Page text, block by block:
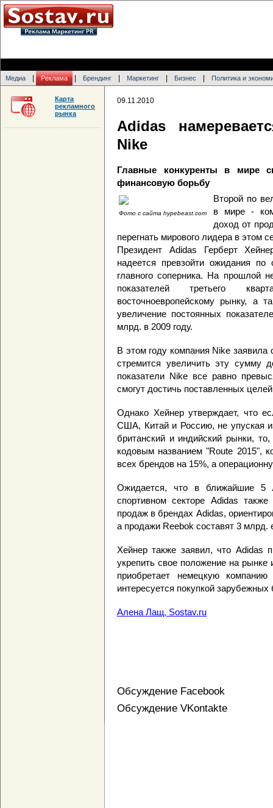
Медиа Реклама Брендинг Маркетинг Бизнес Политика и
09.11.2010
Adidas
Nike
Главные конкуренты в мире
финансовую борьбу
Фото с сайта hypebeast.com
Второй по
в мире -
доход от
перегнать мирового лидера в этом
Президент Adidas Герберт
надеется превзойти ожидания
главного соперника. На прошлой
показателей третьего
восточноевропейскому рынку, а
увеличение постоянных
млрд. в 2009 году.
В этом году компания Nike
стремится увеличить эту сумму
показатели Nike все равно
смогут достичь поставленных
Однако Хейнер утверждает, что
США, Китай и Россию, не упуская
британский и индийский рынки, то,
кодовым названием "Route 2015",
всех брендов на 15%, а
Ожидается, что в ближайшие 5
спортивном секторе Adidas
продаж в брендах Adidas,
а продажи Reebok составят 3 млрд.
Хейнер также заявил, что Adidas
укрепить свое положение на рынке
приобретает немецкую
интересуется покупкой зарубежных
Алена Лащ, Sostav.ru
Обсуждение Facebook
Обсуждение VKontakte
Карта
рекламного
рынка